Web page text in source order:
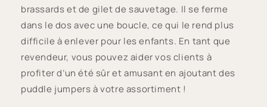
brassards et de gilet de sauvetage. Il se ferme
dans le dos avec une boucle, ce qui le rend plus
difficile à enlever pour les enfants. En tant que
revendeur, vous pouvez aider vos clients à
profiter d’un été sûr et amusant en ajoutant des
puddle jumpers à votre assortiment !